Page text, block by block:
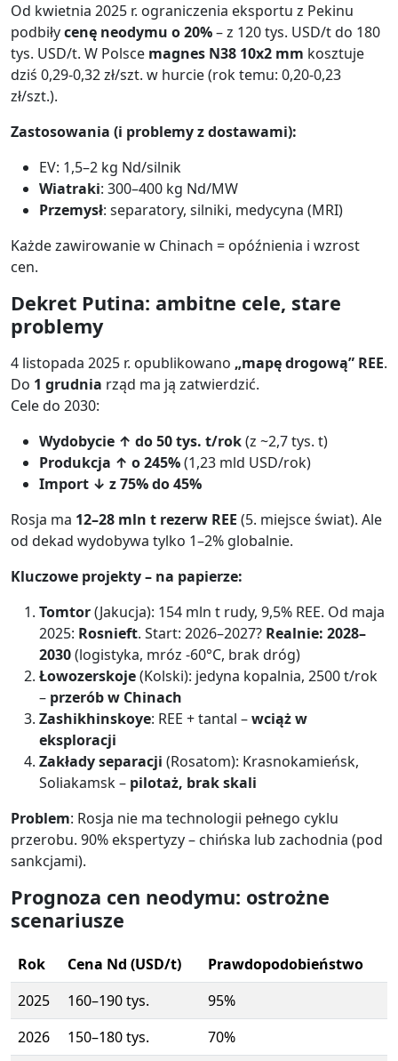
Od kwietnia 2025 r. ograniczenia eksportu z Pekinu
podbiłycenę neodymu o 20%– z 120 tys. USD/t do 180
tys. USD/t. W Polsce magnes N38 10x2 mm kosztuje
dziś 0,29-0,32 zł/szt. w hurcie (rok temu: 0,20-0,23
zł/szt.).
Zastosowania (i problemy z dostawami):
EV: 1,5–2 kg Nd/silnik
Wiatraki: 300–400 kg Nd/MW
Przemysł: separatory, silniki, medycyna (MRI)
Każde zawirowanie w Chinach = opóźnienia i wzrost
cen.
Dekret Putina: ambitne cele, stare
problemy
4 listopada 2025 r. opublikowano „mapę drogową” REE.
Do 1 grudnia rząd ma ją zatwierdzić.
Cele do 2030:
Wydobycie ↑ do 50 tys. t/rok(z ~2,7 tys. t)
Produkcja ↑ o 245%(1,23 mld USD/rok)
Import ↓ z 75% do 45%
Rosja ma 12–28 mln t rezerw REE (5. miejsce świat). Ale
od dekad wydobywa tylko 1–2% globalnie.
Kluczowe projekty – na papierze:
Tomtor(Jakucja): 154 mln t rudy, 9,5% REE. Od maja
2025: Rosnieft. Start: 2026–2027? Realnie: 2028–
2030(logistyka, mróz -60°C, brak dróg)
Łowozerskoje(Kolski): jedyna kopalnia, 2500 t/rok
– przerób w Chinach
Zashikhinskoye: REE + tantal –wciąż w
eksploracji
Zakłady separacji (Rosatom): Krasnokamieńsk,
Soliakamsk – pilotaż, brak skali
Problem: Rosja nie ma technologii pełnego cyklu
przerobu. 90% ekspertyzy – chińska lub zachodnia (pod
sankcjami).
Prognoza cen neodymu: ostrożne
scenariusze
Rok Cena Nd (USD/t)
Prawdopodobieństwo
2025
160–190 tys.
95%
2026
150–180 tys. 70%